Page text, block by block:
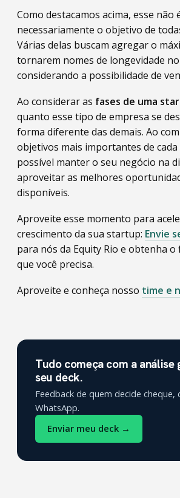
Como destacamos acima, esse não
necessariamente o objetivo de
Várias delas buscam agregar o
tornarem nomes de longevidade
considerando a possibilidade de
Ao considerar as fases de uma
quanto esse tipo de empresa se
forma diferente das demais. Ao
objetivos mais importantes de cada
possível manter o seu negócio na
aproveitar as melhores
disponíveis.
Aproveite esse momento para
crescimento da sua startup: Envie
para nós da Equity Rio e obtenha
que você precisa.
Aproveite e conheça nosso time e
Tudo começa com a análise
seu deck.
Feedback de quem decide cheque,
WhatsApp.
Enviar meu deck →